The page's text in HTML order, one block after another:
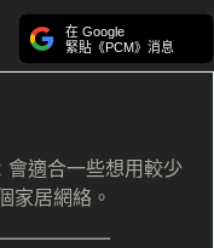
在 Google
緊貼《PCM》消息
會適合一些想用較少
家居網絡。